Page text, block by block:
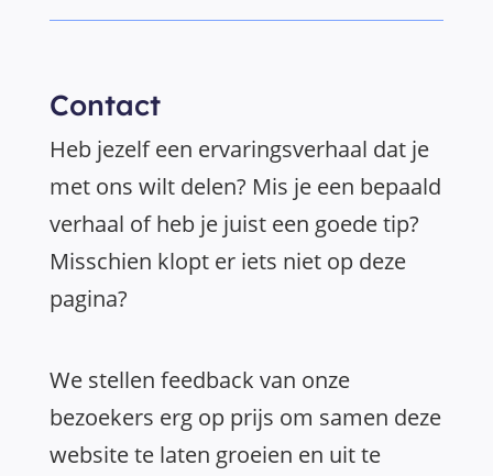
Contact
Heb jezelf een ervaringsverhaal dat je
met ons wilt delen? Mis je een bepaald
verhaal of heb je juist een goede tip?
Misschien klopt er iets niet op deze
pagina?
We stellen feedback van onze
bezoekers erg op prijs om samen deze
website te laten groeien en uit te